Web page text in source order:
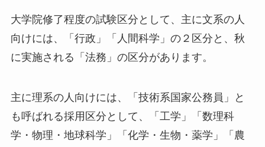
大学院修了程度の試験区分として、主に文系の人
向けには、「行政」「人間科学」の２区分と、秋
に実施される「法務」の区分があります。
主に理系の人向けには、「技術系国家公務員」と
も呼ばれる採用区分として、「工学」「数理科
学・物理・地球科学」「化学・生物・薬学」「農